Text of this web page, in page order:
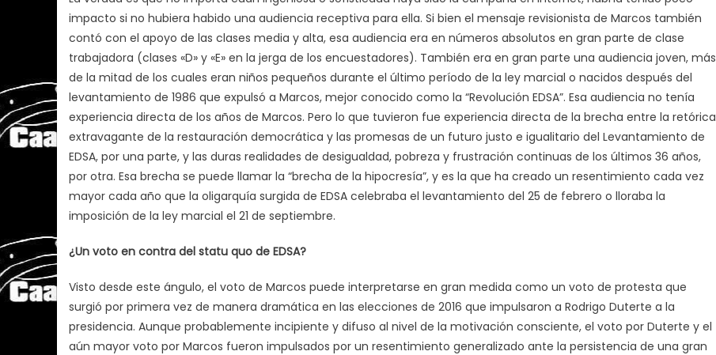
impacto si no hubiera habido una audiencia receptiva para ella. Si bien el mensaje revisionista de Marcos también
contó con el apoyo de las clases media y alta, esa audiencia era en números absolutos en gran parte de clase
trabajadora (clases «D» y «E» en la jerga de los encuestadores). También era en gran parte una audiencia joven, más
de la mitad de los cuales eran niños pequeños durante el último período de la ley marcial o nacidos después del
levantamiento de 1986 que expulsó a Marcos, mejor conocido como la “Revolución EDSA”. Esa audiencia no tenía
experiencia directa de los años de Marcos. Pero lo que tuvieron fue experiencia directa de la brecha entre la retórica
extravagante de la restauración democrática y las promesas de un futuro justo e igualitario del Levantamiento de
EDSA, por una parte, y las duras realidades de desigualdad, pobreza y frustración continuas de los últimos 36 años,
por otra. Esa brecha se puede llamar la “brecha de la hipocresía”, y es la que ha creado un resentimiento cada vez
mayor cada año que la oligarquía surgida de EDSA celebraba el levantamiento del 25 de febrero o lloraba la
imposición de la ley marcial el 21 de septiembre.
¿Un voto en contra del statu quo de EDSA?
Visto desde este ángulo, el voto de Marcos puede interpretarse en gran medida como un voto de protesta que
surgió por primera vez de manera dramática en las elecciones de 2016 que impulsaron a Rodrigo Duterte a la
presidencia. Aunque probablemente incipiente y difuso al nivel de la motivación consciente, el voto por Duterte y el
aún mayor voto por Marcos fueron impulsados ​​por un resentimiento generalizado ante la persistencia de una gran